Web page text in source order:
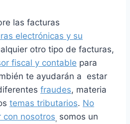
las facturas
electrónicas y su
otro tipo de facturas,
fiscal y contable para
te ayudarán a estar
fraudes, materia
temas tributarios. No
con nosotros, somos un